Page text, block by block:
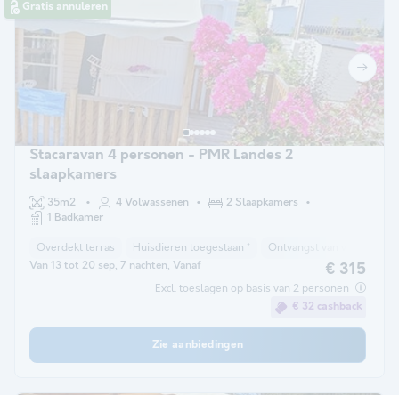
Gratis annuleren
Stacaravan 4 personen - PMR Landes 2
slaapkamers
35m2 4 Volwassenen
2 Slaapkamers
1 Badkamer
Overdekt terras Huisdieren toegestaan * Ontvangst van
Van 13 tot 20 sep, 7 nachten, Vanaf € 315
Excl. toeslagen op basis van 2 personen
€ 32 cashback
Zie aanbiedingen